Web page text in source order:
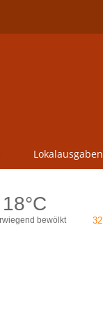
Lokalausgaben